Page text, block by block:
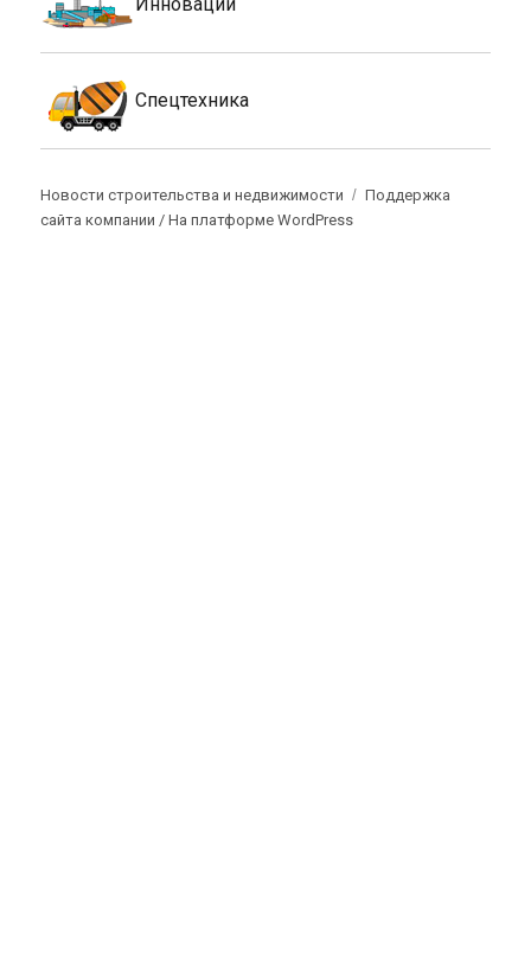
Спецтехника
Новости строительства и недвижимости
Поддержка
сайта компании /На платформе WordPress